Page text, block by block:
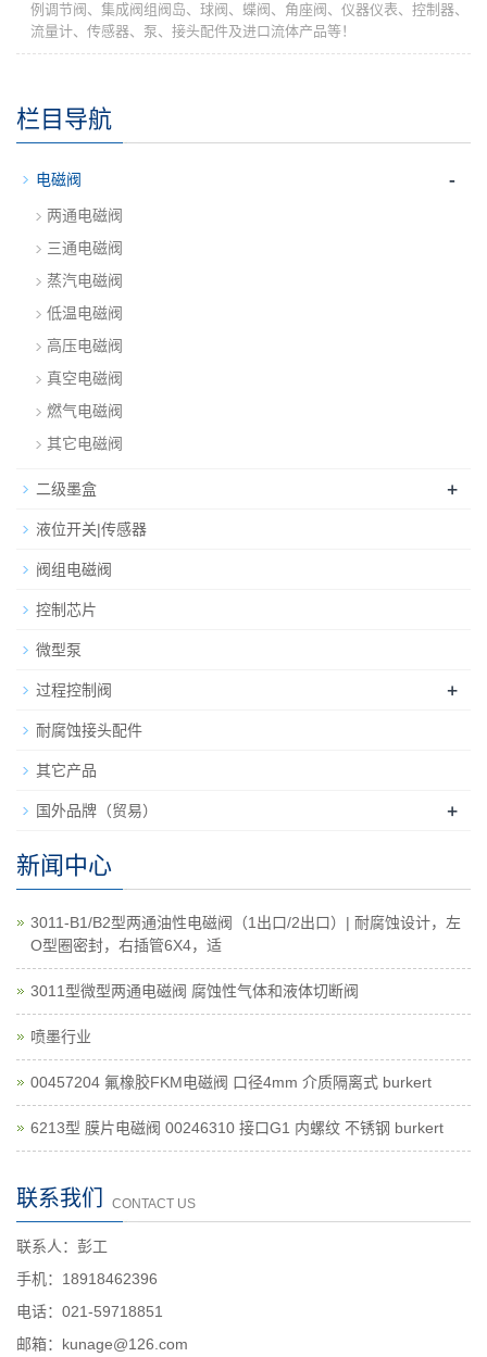
例调节阀、集成阀组阀岛、球阀、蝶阀、角座阀、仪器仪表、控制器、
流量计、传感器、泵、接头配件及进口流体产品等！
栏目导航
电磁阀 -
两通电磁阀
三通电磁阀
蒸汽电磁阀
低温电磁阀
高压电磁阀
真空电磁阀
燃气电磁阀
其它电磁阀
二级墨盒 +
液位开关|传感器
阀组电磁阀
控制芯片
微型泵
过程控制阀 +
耐腐蚀接头配件
其它产品
国外品牌（贸易） +
新闻中心
3011-B1/B2型两通油性电磁阀（1出口/2出口）| 耐腐蚀设计，左
O型圈密封，右插管6X4，适
3011型微型两通电磁阀 腐蚀性气体和液体切断阀
喷墨行业
00457204 氟橡胶FKM电磁阀 口径4mm 介质隔离式 burkert
6213型 膜片电磁阀 00246310 接口G1 内螺纹 不锈钢 burkert
联系我们 CONTACT US
联系人：彭工
手机：18918462396
电话：021-59718851
邮箱：kunage@126.com